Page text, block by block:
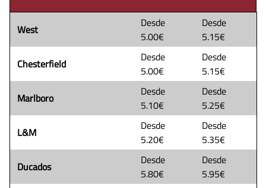
West
Desde
5.00€
Desde
5.15€
Chesterfield
Desde
5.00€
Desde
5.15€
Marlboro
Desde
5.10€
Desde
5.25€
L&M
Desde
5.20€
Desde
5.35€
Ducados
Desde
5.80€
Desde
5.95€